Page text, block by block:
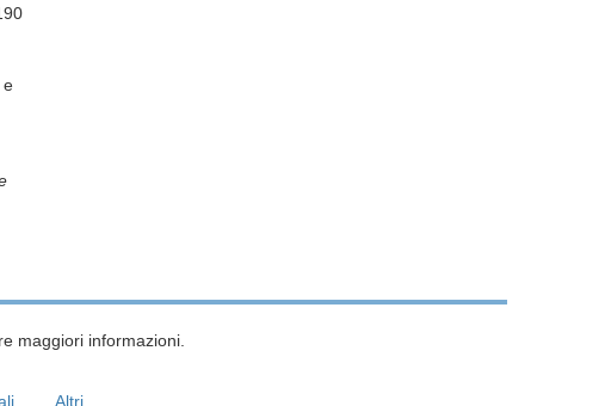
e
maggiori informazioni.
Altri